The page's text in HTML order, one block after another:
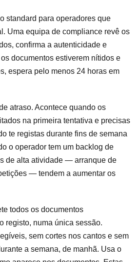
standard para operadores que
Uma equipa de compliance revê os
confirma a autenticidade e
documentos estiverem nítidos e
espera pelo menos 24 horas em
atraso. Acontece quando os
na primeira tentativa e precisas
te registas durante fins de semana
o operador tem um backlog de
de alta atividade — arranque de
— tendem a aumentar os
todos os documentos
registo, numa única sessão.
sem cortes nos cantos e sem
a semana, de manhã. Usa o